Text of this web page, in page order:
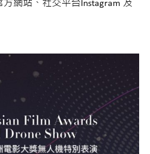
網站、社交平台Instagram 及